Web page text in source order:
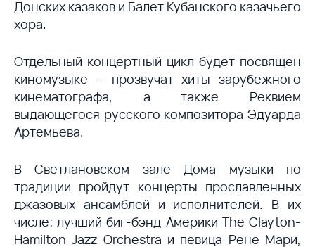
Донских казаков и Балет Кубанского казачьего
хора.
Отдельный концертный цикл будет посвящен
киномузыке – прозвучат хиты зарубежного
кинематографа, а также Реквием
выдающегося русского композитора Эдуарда
Артемьева.
В Светлановском зале Дома музыки по
традиции пройдут концерты прославленных
джазовых ансамблей и исполнителей. В их
числе: лучший биг-бэнд Америки The Clayton-
Hamilton Jazz Orchestra и певица Рене Мари,